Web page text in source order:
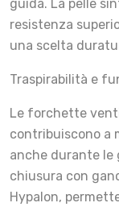
guida. La pelle
resistenza
una scelta
Traspirabilità e
Le forchette
contribuiscono a
anche durante le
chiusura con
Hypalon,